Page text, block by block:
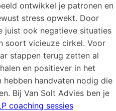
ontwikkel je patronen en
stress opwekt. Door
juist ook negatieve situaties
soort vicieuze cirkel. Voor
stappen terug zetten al
en positiever in het
hebben handvaten nodig die
Bij Van Solt Advies ben je
coaching sessies